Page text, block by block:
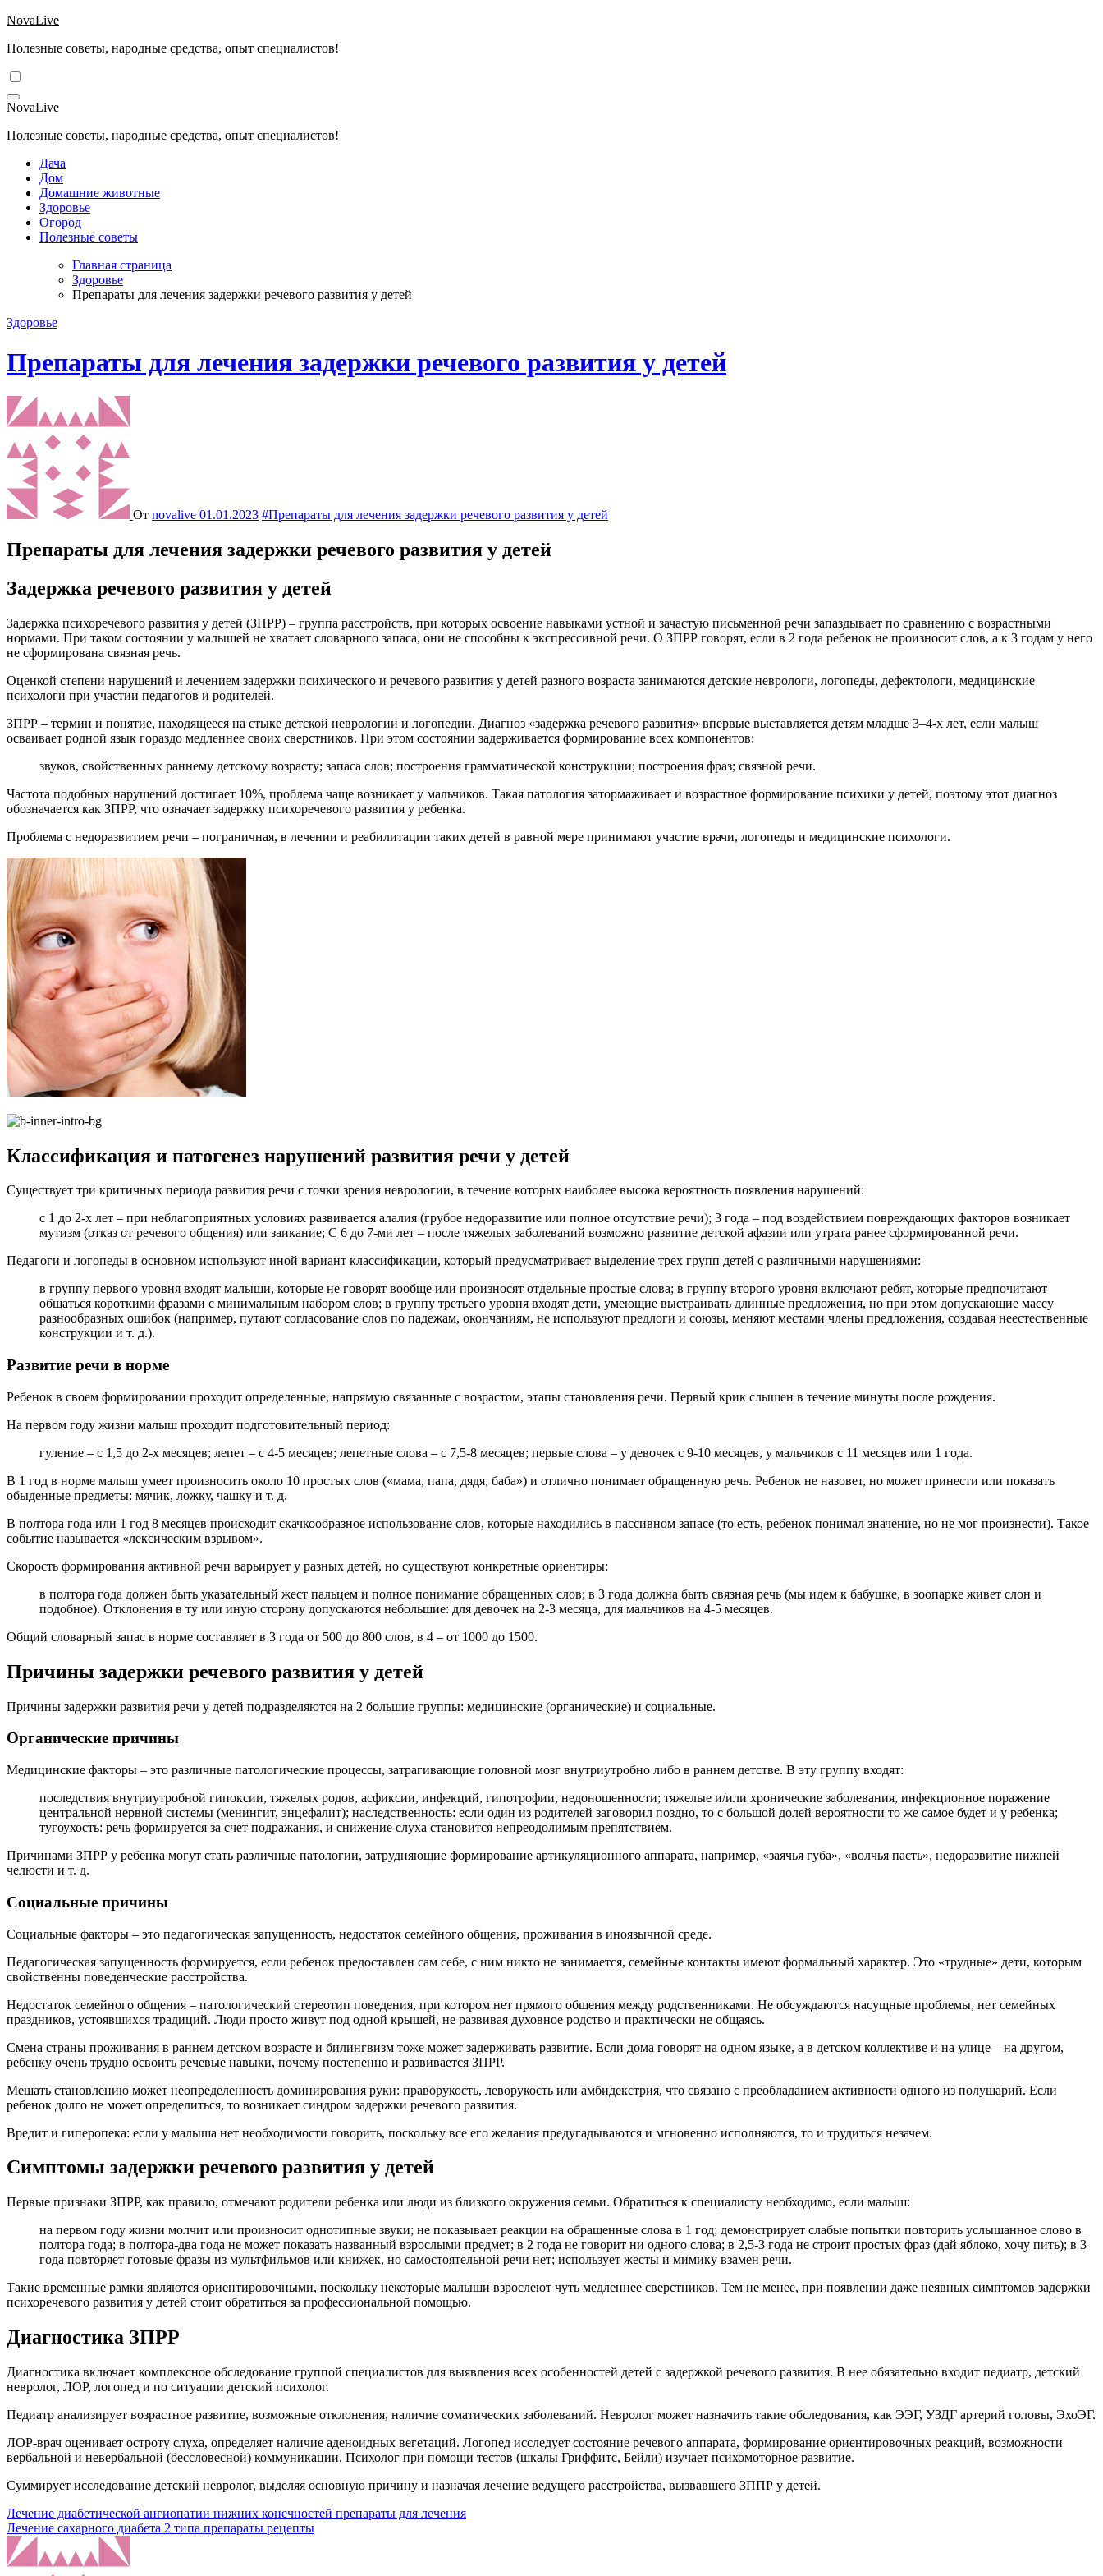
Перейти
содержимому
NovaLive
Полезные советы, народные средства, опыт специалистов!
NovaLive
Полезные советы, народные средства, опыт специалистов!
Дача
Дом
Домашние животные
Здоровье
Огород
Полезные советы
Главная страница
Здоровье
Препараты для лечения задержки речевого развития у детей
Здоровье
Препараты для лечения задержки речевого развития у детей
От novalive 01.01.2023 #Препараты для лечения задержки речевого развития у детей
Препараты для лечения задержки речевого развития у детей
Задержка речевого развития у детей
Задержка психоречевого развития у детей (ЗПРР) – группа расстройств, при которых освоение навыками устной и зачастую письменной речи запаздывает по сравнению с возрастными
нормами. При таком состоянии у малышей не хватает словарного запаса, они не способны к экспрессивной речи. О ЗПРР говорят, если в 2 года ребенок не произносит слов, а к 3 годам у него
не сформирована связная речь.
Оценкой степени нарушений и лечением задержки психического и речевого развития у детей разного возраста занимаются детские неврологи, логопеды, дефектологи, медицинские
психологи при участии педагогов и родителей.
ЗПРР – термин и понятие, находящееся на стыке детской неврологии и логопедии. Диагноз «задержка речевого развития» впервые выставляется детям младше 3–4-х лет, если малыш
осваивает родной язык гораздо медленнее своих сверстников. При этом состоянии задерживается формирование всех компонентов:
звуков, свойственных раннему детскому возрасту; запаса слов; построения грамматической конструкции; построения фраз; связной речи.
Частота подобных нарушений достигает 10%, проблема чаще возникает у мальчиков. Такая патология затормаживает и возрастное формирование психики у детей, поэтому этот диагноз
обозначается как ЗПРР, что означает задержку психоречевого развития у ребенка.
Проблема с недоразвитием речи – пограничная, в лечении и реабилитации таких детей в равной мере принимают участие врачи, логопеды и медицинские психологи.
Классификация и патогенез нарушений развития речи у детей
Существует три критичных периода развития речи с точки зрения неврологии, в течение которых наиболее высока вероятность появления нарушений:
с 1 до 2-х лет – при неблагоприятных условиях развивается алалия (грубое недоразвитие или полное отсутствие речи); 3 года – под воздействием повреждающих факторов возникает
мутизм (отказ от речевого общения) или заикание; С 6 до 7-ми лет – после тяжелых заболеваний возможно развитие детской афазии или утрата ранее сформированной речи.
Педагоги и логопеды в основном используют иной вариант классификации, который предусматривает выделение трех групп детей с различными нарушениями:
в группу первого уровня входят малыши, которые не говорят вообще или произносят отдельные простые слова; в группу второго уровня включают ребят, которые предпочитают
общаться короткими фразами с минимальным набором слов; в группу третьего уровня входят дети, умеющие выстраивать длинные предложения, но при этом допускающие массу
разнообразных ошибок (например, путают согласование слов по падежам, окончаниям, не используют предлоги и союзы, меняют местами члены предложения, создавая неестественные
конструкции и т. д.).
Развитие речи в норме
Ребенок в своем формировании проходит определенные, напрямую связанные с возрастом, этапы становления речи. Первый крик слышен в течение минуты после рождения.
На первом году жизни малыш проходит подготовительный период:
гуление – с 1,5 до 2-х месяцев; лепет – с 4-5 месяцев; лепетные слова – с 7,5-8 месяцев; первые слова – у девочек с 9-10 месяцев, у мальчиков с 11 месяцев или 1 года.
В 1 год в норме малыш умеет произносить около 10 простых слов («мама, папа, дядя, баба») и отлично понимает обращенную речь. Ребенок не назовет, но может принести или показать
обыденные предметы: мячик, ложку, чашку и т. д.
В полтора года или 1 год 8 месяцев происходит скачкообразное использование слов, которые находились в пассивном запасе (то есть, ребенок понимал значение, но не мог произнести). Такое
событие называется «лексическим взрывом».
Скорость формирования активной речи варьирует у разных детей, но существуют конкретные ориентиры:
в полтора года должен быть указательный жест пальцем и полное понимание обращенных слов; в 3 года должна быть связная речь (мы идем к бабушке, в зоопарке живет слон и
подобное). Отклонения в ту или иную сторону допускаются небольшие: для девочек на 2-3 месяца, для мальчиков на 4-5 месяцев.
Общий словарный запас в норме составляет в 3 года от 500 до 800 слов, в 4 – от 1000 до 1500.
Причины задержки речевого развития у детей
Причины задержки развития речи у детей подразделяются на 2 большие группы: медицинские (органические) и социальные.
Органические причины
Медицинские факторы – это различные патологические процессы, затрагивающие головной мозг внутриутробно либо в раннем детстве. В эту группу входят:
последствия внутриутробной гипоксии, тяжелых родов, асфиксии, инфекций, гипотрофии, недоношенности; тяжелые и/или хронические заболевания, инфекционное поражение
центральной нервной системы (менингит, энцефалит); наследственность: если один из родителей заговорил поздно, то с большой долей вероятности то же самое будет и у ребенка;
тугоухость: речь формируется за счет подражания, и снижение слуха становится непреодолимым препятствием.
Причинами ЗПРР у ребенка могут стать различные патологии, затрудняющие формирование артикуляционного аппарата, например, «заячья губа», «волчья пасть», недоразвитие нижней
челюсти и т. д.
Социальные причины
Социальные факторы – это педагогическая запущенность, недостаток семейного общения, проживания в иноязычной среде.
Педагогическая запущенность формируется, если ребенок предоставлен сам себе, с ним никто не занимается, семейные контакты имеют формальный характер. Это «трудные» дети, которым
свойственны поведенческие расстройства.
Недостаток семейного общения – патологический стереотип поведения, при котором нет прямого общения между родственниками. Не обсуждаются насущные проблемы, нет семейных
праздников, устоявшихся традиций. Люди просто живут под одной крышей, не развивая духовное родство и практически не общаясь.
Смена страны проживания в раннем детском возрасте и билингвизм тоже может задерживать развитие. Если дома говорят на одном языке, а в детском коллективе и на улице – на другом,
ребенку очень трудно освоить речевые навыки, почему постепенно и развивается ЗПРР.
Мешать становлению может неопределенность доминирования руки: праворукость, леворукость или амбидекстрия, что связано с преобладанием активности одного из полушарий. Если
ребенок долго не может определиться, то возникает синдром задержки речевого развития.
Вредит и гиперопека: если у малыша нет необходимости говорить, поскольку все его желания предугадываются и мгновенно исполняются, то и трудиться незачем.
Симптомы задержки речевого развития у детей
Первые признаки ЗПРР, как правило, отмечают родители ребенка или люди из близкого окружения семьи. Обратиться к специалисту необходимо, если малыш:
на первом году жизни молчит или произносит однотипные звуки; не показывает реакции на обращенные слова в 1 год; демонстрирует слабые попытки повторить услышанное слово в
полтора года; в полтора-два года не может показать названный взрослыми предмет; в 2 года не говорит ни одного слова; в 2,5-3 года не строит простых фраз (дай яблоко, хочу пить); в 3
года повторяет готовые фразы из мультфильмов или книжек, но самостоятельной речи нет; использует жесты и мимику взамен речи.
Такие временные рамки являются ориентировочными, поскольку некоторые малыши взрослеют чуть медленнее сверстников. Тем не менее, при появлении даже неявных симптомов задержки
психоречевого развития у детей стоит обратиться за профессиональной помощью.
Диагностика ЗПРР
Диагностика включает комплексное обследование группой специалистов для выявления всех особенностей детей с задержкой речевого развития. В нее обязательно входит педиатр, детский
невролог, ЛОР, логопед и по ситуации детский психолог.
Педиатр анализирует возрастное развитие, возможные отклонения, наличие соматических заболеваний. Невролог может назначить такие обследования, как ЭЭГ, УЗДГ артерий головы, ЭхоЭГ.
ЛОР-врач оценивает остроту слуха, определяет наличие аденоидных вегетаций. Логопед исследует состояние речевого аппарата, формирование ориентировочных реакций, возможности
вербальной и невербальной (бессловесной) коммуникации. Психолог при помощи тестов (шкалы Гриффитс, Бейли) изучает психомоторное развитие.
Суммирует исследование детский невролог, выделяя основную причину и назначая лечение ведущего расстройства, вызвавшего ЗППР у детей.
Навигация
по
записям
Лечение диабетической ангиопатии нижних конечностей препараты для лечения
Лечение сахарного диабета 2 типа препараты рецепты